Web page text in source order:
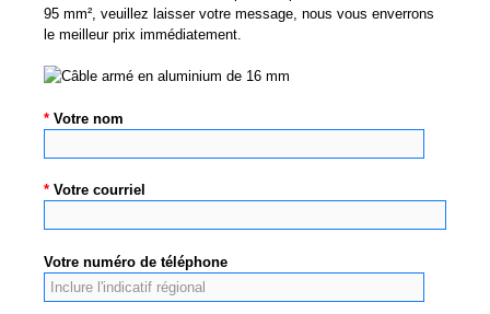
95 mm², veuillez laisser votre message, nous vous enverrons
le meilleur prix immédiatement.
* Votre nom
* Votre courriel
Votre numéro de téléphone